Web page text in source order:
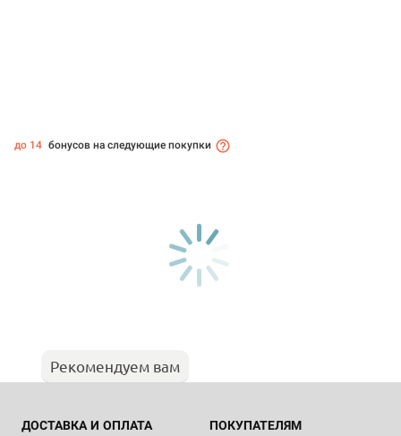
до 14 бонусов на следующие покупки
Рекомендуем вам
ДОСТАВКА И ОПЛАТА ПОКУПАТЕЛЯМ